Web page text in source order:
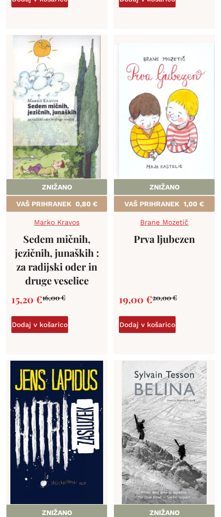
ZNIŽANO
VAŠ PRIHRANEK 0,80 €
Marko Kravos
Sedem mičnih,
jezičnih, junaških :
za radijski oder in
druge veselice
16,00€
15,20 €
Dodaj v košarico
ZNIŽANO
VAŠ PRIHRANEK 1,00 €
Brane Mozetič
Prva ljubezen
20,00€
19,00 €
Dodaj v košarico
ZNIŽANO ZNIŽANO